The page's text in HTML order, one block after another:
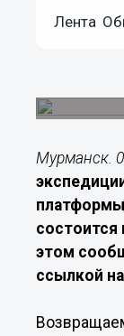
Лента
Мурманск.
платформы
состоится
этом
ссылкой